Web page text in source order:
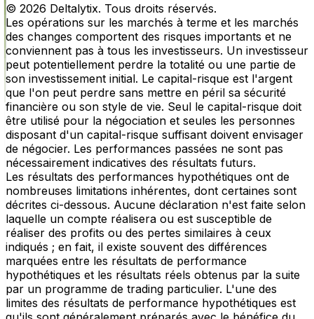
© 2026 Deltalytix. Tous droits réservés.
Les opérations sur les marchés à terme et les marchés
des changes comportent des risques importants et ne
conviennent pas à tous les investisseurs. Un investisseur
peut potentiellement perdre la totalité ou une partie de
son investissement initial. Le capital-risque est l'argent
que l'on peut perdre sans mettre en péril sa sécurité
financière ou son style de vie. Seul le capital-risque doit
être utilisé pour la négociation et seules les personnes
disposant d'un capital-risque suffisant doivent envisager
de négocier. Les performances passées ne sont pas
nécessairement indicatives des résultats futurs.
Les résultats des performances hypothétiques ont de
nombreuses limitations inhérentes, dont certaines sont
décrites ci-dessous. Aucune déclaration n'est faite selon
laquelle un compte réalisera ou est susceptible de
réaliser des profits ou des pertes similaires à ceux
indiqués ; en fait, il existe souvent des différences
marquées entre les résultats de performance
hypothétiques et les résultats réels obtenus par la suite
par un programme de trading particulier. L'une des
limites des résultats de performance hypothétiques est